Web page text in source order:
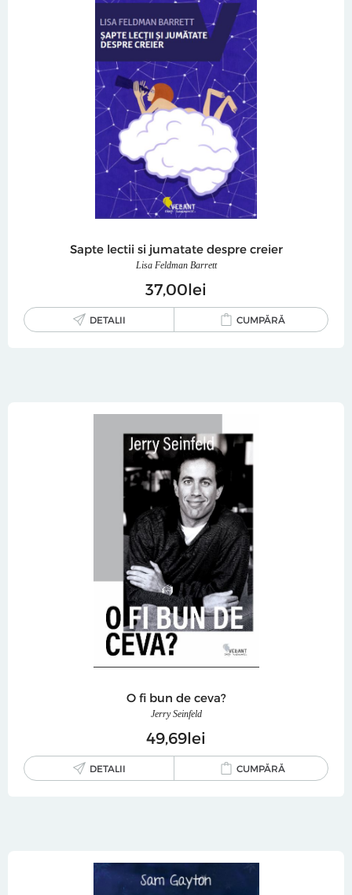
Sapte lectii si jumatate despre creier
Lisa Feldman Barrett
37 00lei
DETALII CUMPĂRĂ
O fi bun de ceva?
Jerry Seinfeld
49 69lei
DETALII CUMPĂRĂ